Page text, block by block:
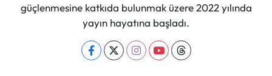
güçlenmesine katkıda bulunmak üzere 2022 yılında
yayın hayatına başladı.